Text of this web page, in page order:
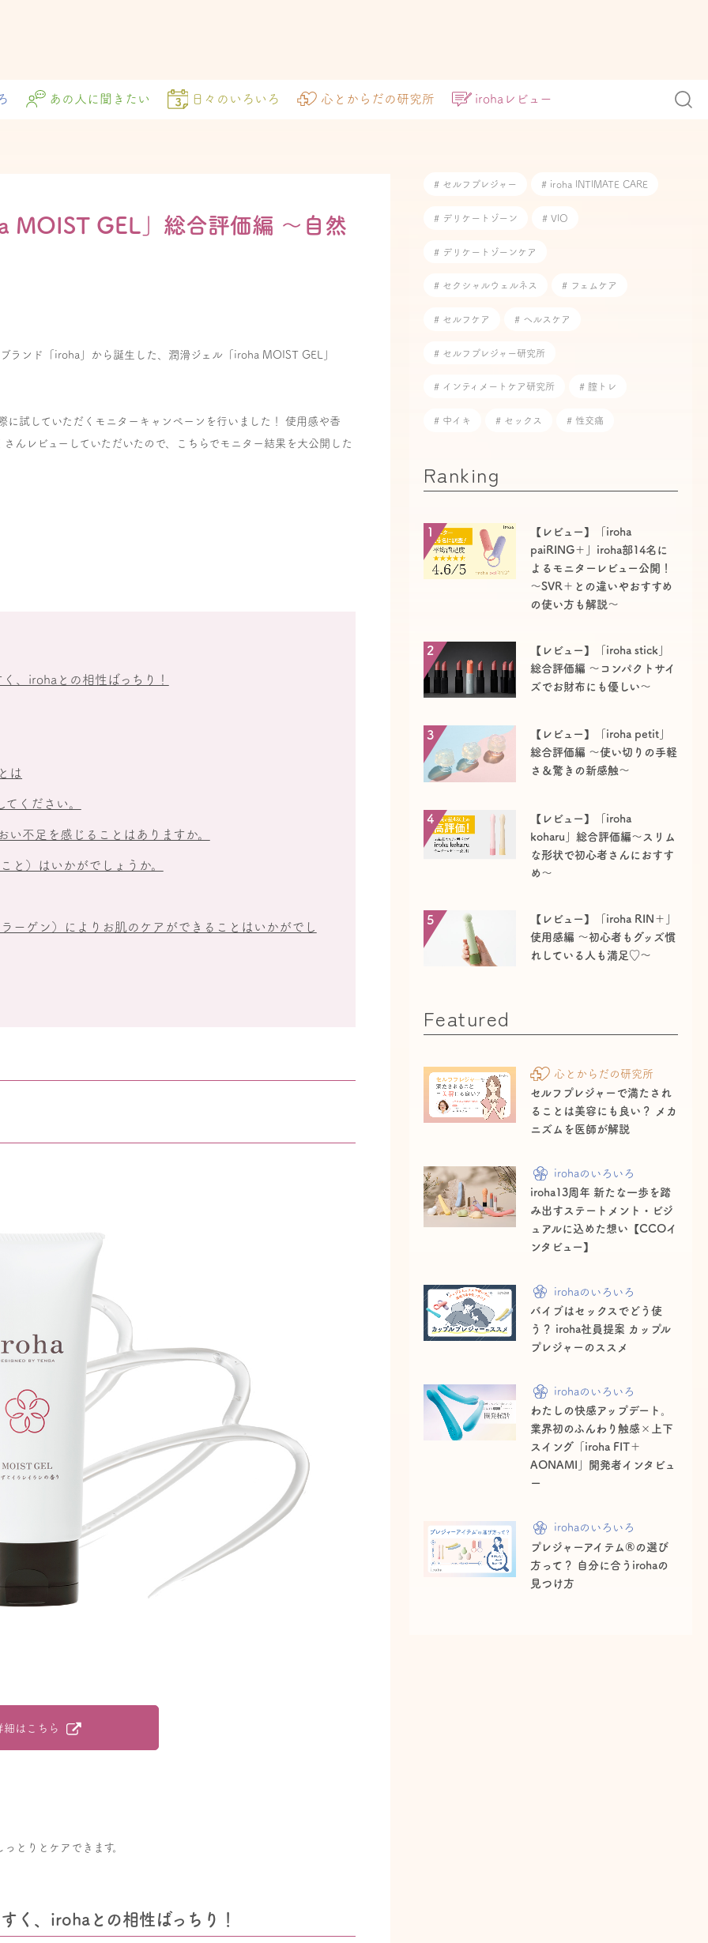
あの人に聞きたい 日々のいろいろ 心とからだの研究所 irohaレビュー
MOIST GEL」総合評価編 〜自然
ランド「iroha」から誕生した、潤滑ジェル「iroha MOIST GEL」
試していただくモニターキャンペーンを行いました！ 使用感や香
んレビューしていただいたので、こちらでモニター結果を大公開した
、irohaとの相性ばっちり！
は
ください。
不足を感じることはありますか。
と）はいかがでしょうか。
ーゲン）によりお肌のケアができることはいかがでし
細はこちら
とりとケアできます。
く、irohaとの相性ばっちり！
# セルフプレジャー # iroha INTIMATE CARE
# デリケートゾーン # VIO
# デリケートゾーンケア
# セクシャルウェルネス # フェムケア
# セルフケア # ヘルスケア
# セルフプレジャー研究所
# インティメートケア研究所 # 膣トレ
# 中イキ # セックス # 性交痛
Ranking
1
【レビュー】「iroha
paiRING＋」iroha部14名に
よるモニターレビュー公開！
～SVR＋との違いやおすすめ
の使い方も解説～
2
【レビュー】「iroha stick」
総合評価編 ～コンパクトサイ
ズでお財布にも優しい〜
3
【レビュー】「iroha petit」
総合評価編 ～使い切りの手軽
さ＆驚きの新感触～
4
【レビュー】「iroha
koharu」総合評価編〜スリム
な形状で初心者さんにおすす
め〜
5
【レビュー】「iroha RIN＋」
使用感編 〜初心者もグッズ慣
れしている人も満足♡～
Featured
心とからだの研究所
セルフプレジャーで満たされ
ることは美容にも良い？ メカ
ニズムを医師が解説
irohaのいろいろ
iroha13周年 新たな一歩を踏
み出すステートメント・ビジ
ュアルに込めた想い【CCOイ
ンタビュー】
irohaのいろいろ
バイブはセックスでどう使
う？ iroha社員提案 カップル
プレジャーのススメ
irohaのいろいろ
わたしの快感アップデート。
業界初のふんわり触感×上下
スイング「iroha FIT＋
AONAMI」開発者インタビュ
ー
irohaのいろいろ
プレジャーアイテム®の選び
方って？ 自分に合うirohaの
見つけ方